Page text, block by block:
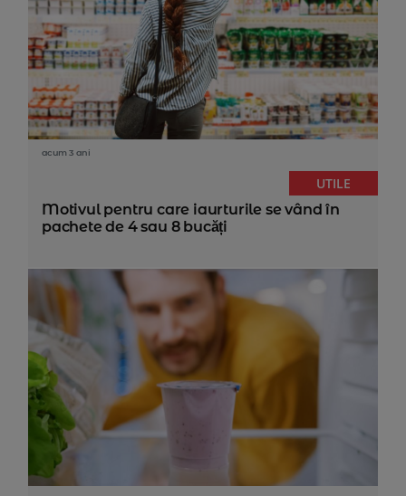
acum 3 ani
UTILE
Motivul pentru care iaurturile se vând în
pachete de 4 sau 8 bucăți